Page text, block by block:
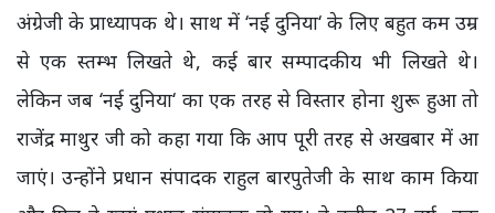
अंग्रेजी के प्राध्यापक थे। साथ में ‘नई दुनिया‘ के लिए बहुत कम उम्र
से एक स्तम्भ लिखते थे, कई बार सम्पादकीय भी लिखते थे।
लेकिन जब ‘नई दुनिया‘ का एक तरह से विस्तार होना शुरू हुआ तो
राजेंद्र माथुर जी को कहा गया कि आप पूरी तरह से अखबार में आ
जाएं। उन्होंने प्रधान संपादक राहुल बारपुतेजी के साथ काम किया